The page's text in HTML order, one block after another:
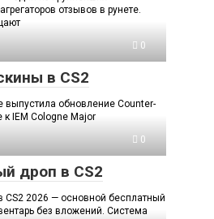
отзывов в рунете.
0
в CS2
выпустила обновление Counter-
к IEM Cologne Major
0
дроп в CS2
CS2 2026 — основной бесплатный
без вложений. Система